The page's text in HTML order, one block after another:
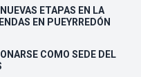
ETAPAS EN LA
EN PUEYRREDÓN
COMO SEDE DEL